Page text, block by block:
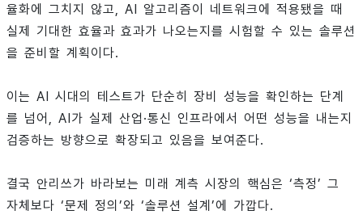
율화에 그치지 않고, AI 알고리즘이 네트워크에 적용됐을 때
실제 기대한 효율과 효과가 나오는지를 시험할 수 있는 솔루션
을 준비할 계획이다.
이는 AI 시대의 테스트가 단순히 장비 성능을 확인하는 단계
를 넘어, AI가 실제 산업·통신 인프라에서 어떤 성능을 내는지
검증하는 방향으로 확장되고 있음을 보여준다.
결국 안리쓰가 바라보는 미래 계측 시장의 핵심은 ‘측정’ 그
자체보다 ‘문제 정의’와 ‘솔루션 설계’에 가깝다.